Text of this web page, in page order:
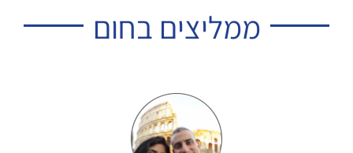
ממליצים בחום